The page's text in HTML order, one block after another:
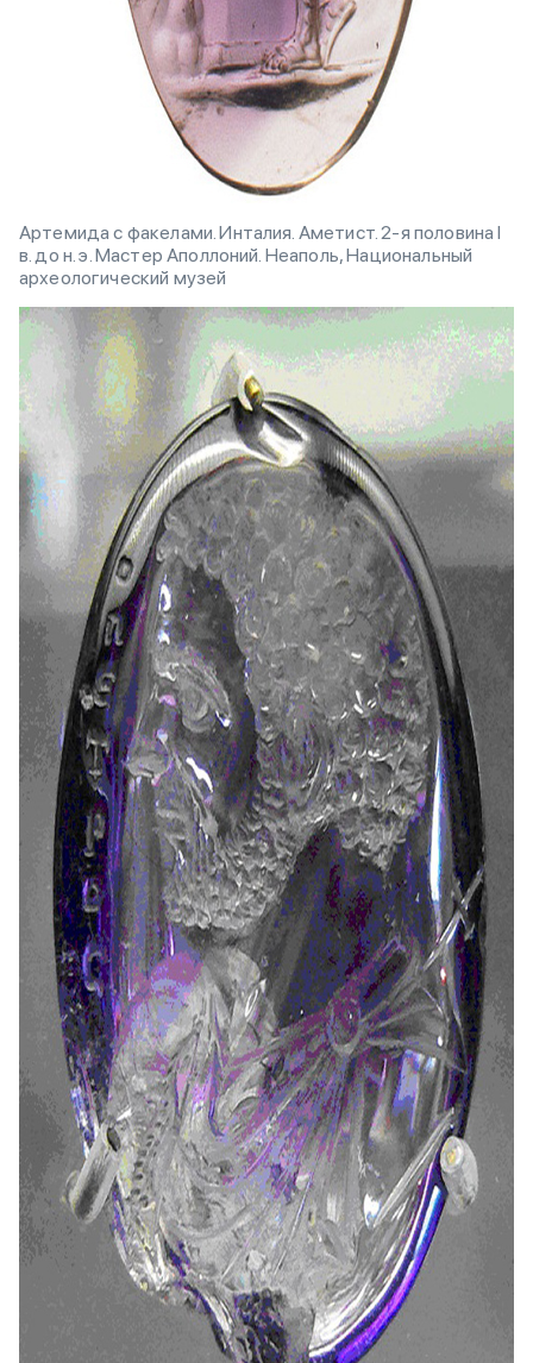
Артемида с факелами. Инталия. Аметист. 2-я половина I
в. до н. э. Мастер Аполлоний. Неаполь, Национальный
археологический музей